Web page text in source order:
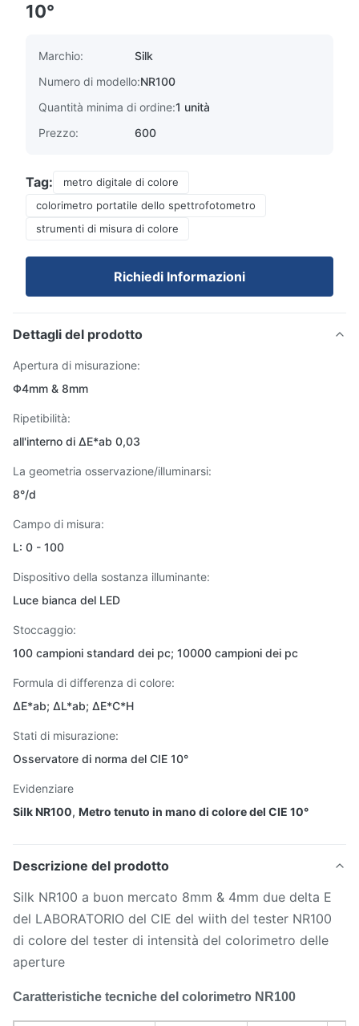
10°
Marchio:
Silk
Numero di modello:NR100
Quantità minima di ordine:1 unità
Prezzo:
600
Tag:
metro digitale di colore
colorimetro portatile dello spettrofotometro
strumenti di misura di colore
Richiedi Informazioni
Dettagli del prodotto
Apertura di misurazione:
Φ4mm & 8mm
Ripetibilità:
all'interno di ΔE*ab 0,03
La geometria osservazione/illuminarsi:
8°/d
Campo di misura:
L: 0 - 100
Dispositivo della sostanza illuminante:
Luce bianca del LED
Stoccaggio:
100 campioni standard dei pc; 10000 campioni dei pc
Formula di differenza di colore:
ΔE*ab; ΔL*ab; ΔE*C*H
Stati di misurazione:
Osservatore di norma del CIE 10°
Evidenziare
Silk NR100, Metro tenuto in mano di colore del CIE 10°
Descrizione del prodotto
Silk NR100 a buon mercato 8mm & 4mm due delta E
del LABORATORIO del CIE del wiith del tester NR100
di colore del tester di intensità del colorimetro delle
aperture
Caratteristiche tecniche del colorimetro NR100